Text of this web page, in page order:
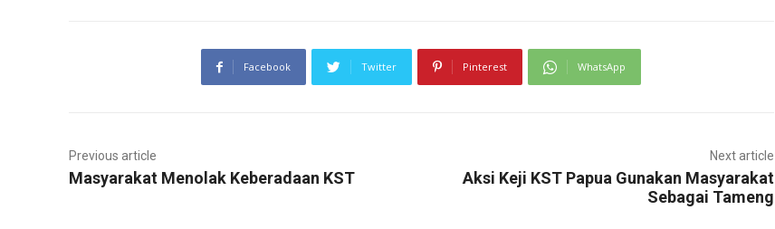
Facebook Twitter Pinterest WhatsApp
Previous article
Masyarakat Menolak Keberadaan KST
Next article
Aksi Keji KST Papua Gunakan Masyarakat
Sebagai Tameng